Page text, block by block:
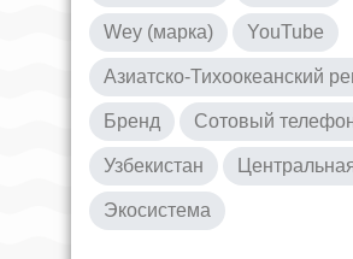
Wey (марка) YouTube
Азиатско-Тихоокеанский
Бренд Сотовый
Узбекистан
Экосистема